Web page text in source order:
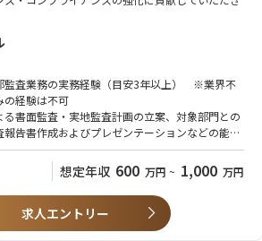
世界的な最新技術への挑戦です。
最先端の半導体研究機関imecとの協力覚書も締
ムの中心的存在であるimecとの連携をきっかけ
とグローバルな研究開発ネットワークへの参加を
で先端ロジック半導体製造へ：ラピダスの小池
ja/in-depth/a09004/?cx_recs_click=true
今さら聞けない『Rapidusは何をやっている？』
解説【TSMC】【サムスン】
ことが好きな方
に仕事にあたれる方
、コンプライアンス監査、フォローアップ監査等
づくリスクベース監査の企画・実施
改善支援の実施
務への対応(主務は国内拠点) 海外拠点・グルー
リスクベース内部監査を担当するものであり、
価業務を主な職務とするものではありません。
監査業務の実務経験（目安3年以上） ※業界不
の経験は不可
る書面監査・実地監査計画の立案、対象部門との
告書作成およびプレゼンテーションなどの能力
ュニケーション能力
Auditor）資格
務経験
想定年収 600 万円 ~ 1,000 万円
求人エントリー